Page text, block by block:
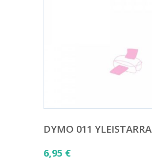
DYMO 011 YLEISTARRA
6,95 €